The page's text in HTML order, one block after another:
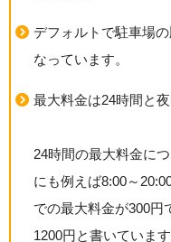
デフォルトで駐車場
なっています。
最大料金は24時間と
24時間の最大料金に
にも例えば8:00～
での最大料金が300円
1200円と書いています